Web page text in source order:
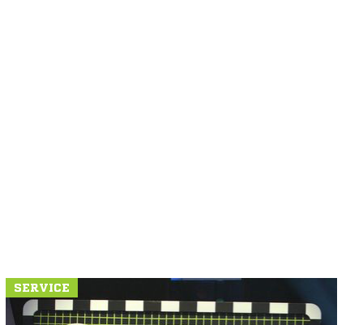
SERVICE